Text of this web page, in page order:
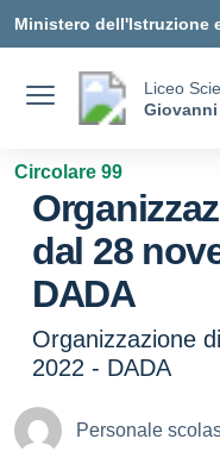
Ministero dell'Istruzione
Liceo
Giovanni
Circolare 99
dal 28
DADA
Organizzazione
2022 - DADA
Personale